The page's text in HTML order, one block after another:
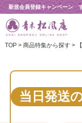
新規会員登録キャンペーン
TOP 商品特集から探す
当日発送